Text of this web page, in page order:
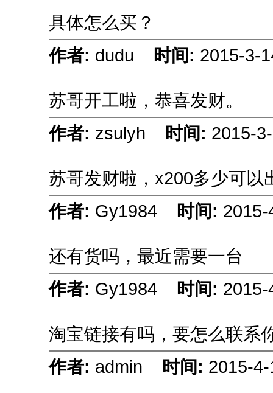
具体怎么买？
作者: dudu 时间: 2015-3-
苏哥开工啦，恭喜发财。
作者: zsulyh 时间: 2015-
苏哥发财啦，x200多少可以
作者: Gy1984 时间: 2015-
还有货吗，最近需要一台
作者: Gy1984 时间: 2015-
淘宝链接有吗，要怎么联系
作者: admin 时间: 2015-